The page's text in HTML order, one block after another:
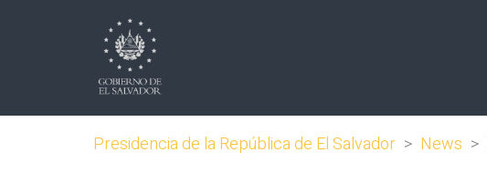
Presidencia de la República de El Salvador > News >